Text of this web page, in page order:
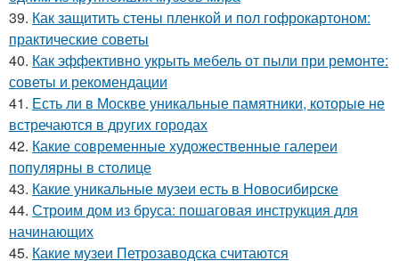
39. Как защитить стены пленкой и пол гофрокартоном:
практические советы
40. Как эффективно укрыть мебель от пыли при ремонте:
советы и рекомендации
41. Есть ли в Москве уникальные памятники, которые не
встречаются в других городах
42. Какие современные художественные галереи
популярны в столице
43. Какие уникальные музеи есть в Новосибирске
44. Строим дом из бруса: пошаговая инструкция для
начинающих
45. Какие музеи Петрозаводска считаются